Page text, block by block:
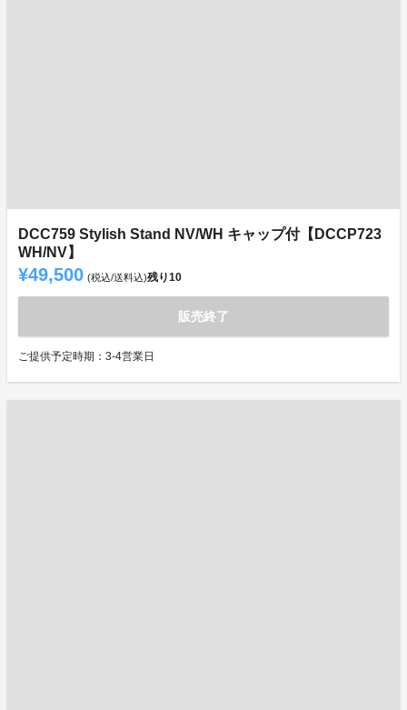
DCC759 Stylish Stand NV/WH キャップ付【DCCP723
WH/NV】
¥49,500 (税込/送料込)残り10
販売終了
ご提供予定時期：3-4営業日